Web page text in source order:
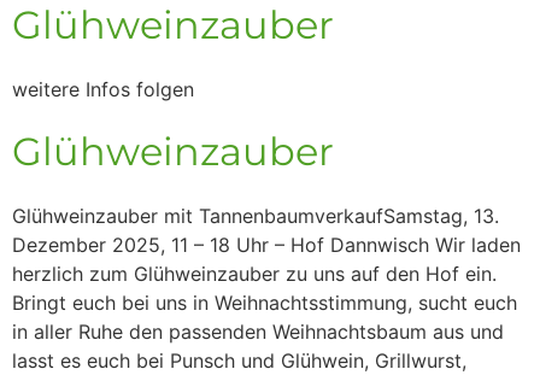
Glühweinzauber
weitere Infos folgen
Glühweinzauber
Glühweinzauber mit TannenbaumverkaufSamstag, 13.
Dezember 2025, 11 – 18 Uhr – Hof Dannwisch Wir laden
herzlich zum Glühweinzauber zu uns auf den Hof ein.
Bringt euch bei uns in Weihnachtsstimmung, sucht euch
in aller Ruhe den passenden Weihnachtsbaum aus und
lasst es euch bei Punsch und Glühwein, Grillwurst,